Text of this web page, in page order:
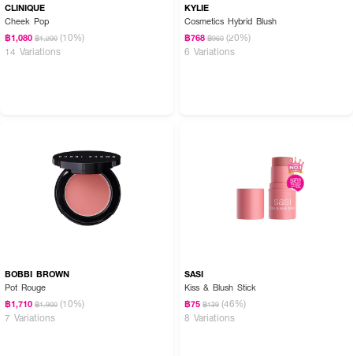
CLINIQUE
Cheek Pop
฿1,080 ฿1,200 (10%)
14 Variations
KYLIE
Cosmetics Hybrid Blush
฿768 ฿960 (20%)
6 Variations
BOBBI BROWN
Pot Rouge
฿1,710 ฿1,900 (10%)
7 Variations
SASI
Kiss & Blush Stick
฿75 ฿139 (46%)
8 Variations